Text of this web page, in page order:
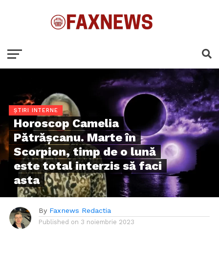
ȘTIRI INTERNE
Horoscop Camelia
Pătrăşcanu. Marte în
Scorpion, timp de o lună
este total interzis să faci
asta
By Faxnews Redactia
Published on 3 noiembrie 2023